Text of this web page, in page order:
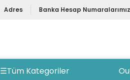
Adres Banka Hesap Numaralarımız
☰Tüm Kategoriler